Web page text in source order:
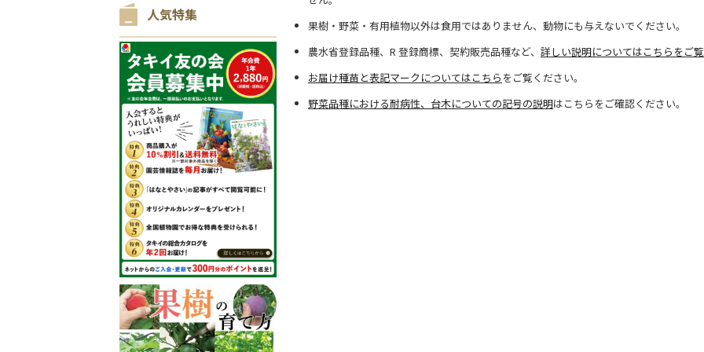
人気特集
果樹・野菜・有用植物以外は食用ではありません、動物にも与えないでください。
農水省登録品種、R 登録商標、契約販売品種など、 詳しい説明についてはこちらをご覧
お届け種苗と表記マークについてはこちら をご覧ください。
野菜品種における耐病性、台木についての記号の説明はこちらをご確認ください。